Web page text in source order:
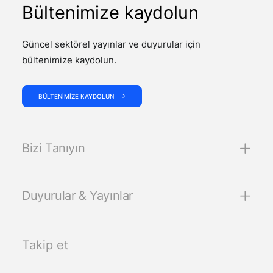
Bültenimize kaydolun
Güncel sektörel yayınlar ve duyurular için
bültenimize kaydolun.
BÜLTENIMIZE KAYDOLUN
Bizi Tanıyın
Duyurular & Yayınlar
Takip et